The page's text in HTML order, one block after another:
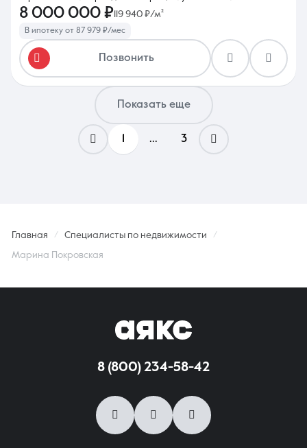
8 000 000 ₽119 940 ₽/м²
В ипотеку от 87 979 ₽/мес
Позвонить
Показать еще
... 3
Главная Специалисты по недвижимости
Марина Покровская
8 (800) 234-58-42